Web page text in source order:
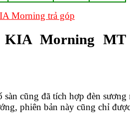
Morning trả góp
Morning MT
cũng đã tích hợp đèn sương
phiên bản này cũng chỉ